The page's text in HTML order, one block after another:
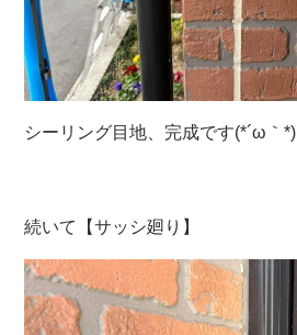
シーリング目地、完成です(*´ω｀*)
続いて【サッシ廻り】